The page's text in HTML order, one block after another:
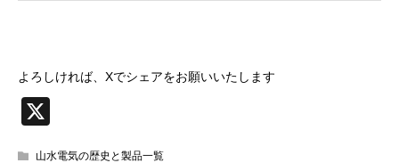
よろしければ、Xでシェアをお願いいたします
山水電気の歴史と製品一覧